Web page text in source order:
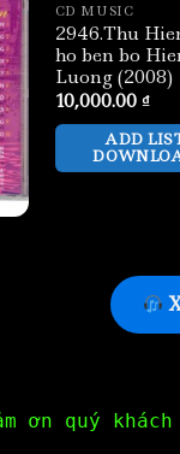
CD MUSIC
2946.Thu
ho ben bo
Luong (2008)
10,000.00 ₫
ADD
ơn quý